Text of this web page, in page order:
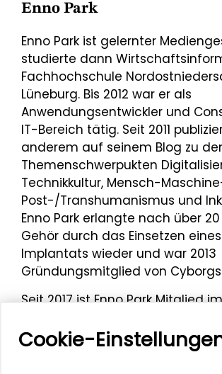
Enno Park
Enno Park ist gelernter
studierte dann
Fachhochschule
Lüneburg. Bis 2012 war er als
Anwendungsentwickler und
IT-Bereich tätig. Seit 2011
anderem auf seinem Blog zu
Themenschwerpukten
Technikkultur, Mensch-
Post-/Transhumanismus und
Enno Park erlangte nach über
Gehör durch das Einsetzen
Implantats wieder und war 2013
Gründungsmitglied von Cyborgs
Seit 2017 ist Enno Park Mitglied im
Vulnerabilität zwischen Inklusion
Diversität. Zuletzt nahm Enno
Cookie-